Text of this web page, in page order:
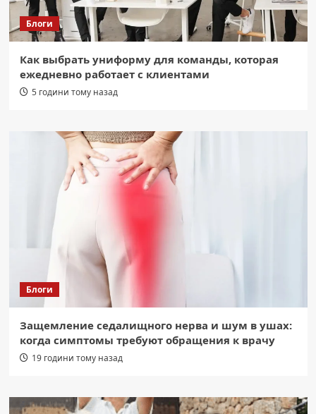
Блоги
Как выбрать униформу для команды, которая
ежедневно работает с клиентами
5 години тому назад
Блоги
Защемление седалищного нерва и шум в ушах:
когда симптомы требуют обращения к врачу
19 години тому назад